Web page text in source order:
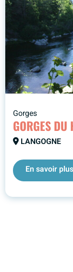
Gorges
GORGES
LANGOGNE
En savoir